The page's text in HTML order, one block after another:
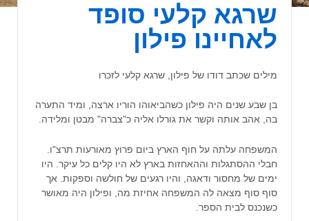
שרגא קלעי סופד
לאחיינו פילון
מילים שכתב דודו של פילון, שרגא קלעי לזכרו
בן שבע שנים היה פילון כשהביאוהו הוריו ארצה, ומיד התערה
בה, אהב אותה וקשר את גורלו אליה כ"צברה" מבטן ומלידה.
המשפחה עלתה על חוף הארץ ביום פרוץ מאורעות תרצ"ו.
חבלי ההסתגלות וההאחזות בארץ לא היו קלים כל עיקר. היו
ימים של מחסור ודאגה, והיו רגעים של חולשה וספקות. אך
סוף סוף מצאה לה המשפחה אחיזת מה, ופילון היה מאושר
כשנכנס לבית הספר.